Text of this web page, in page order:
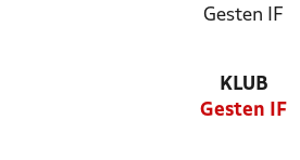
Gesten IF
KLUB
Gesten IF